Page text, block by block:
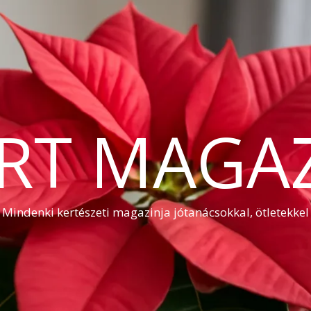
Mindenki kertészeti magazinja jótanácsokkal, ötletekkel